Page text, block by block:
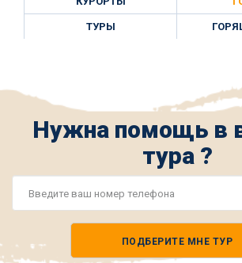
ТУРЫ
Нужна помощь в
тура ?
ПОДБЕРИТЕ МНЕ ТУР